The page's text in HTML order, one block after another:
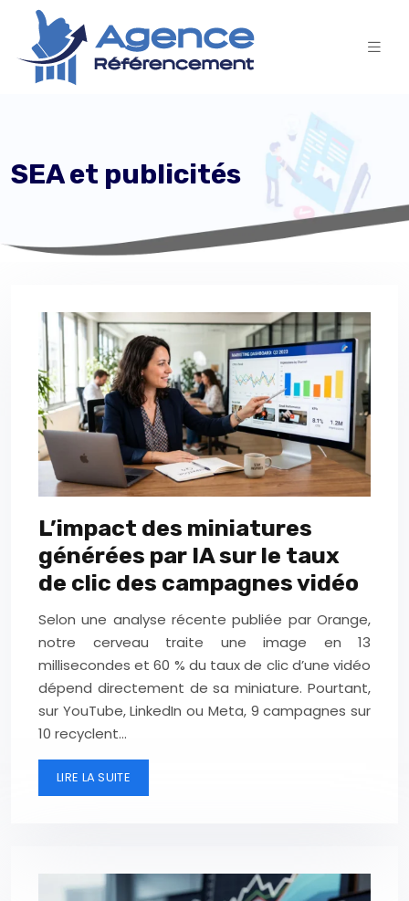
SEA et publicités
L’impact des miniatures
générées par IA sur le taux
de clic des campagnes vidéo
Selon une analyse récente publiée par Orange,
notre cerveau traite une image en 13
millisecondes et 60 % du taux de clic d’une vidéo
dépend directement de sa miniature. Pourtant,
sur YouTube, LinkedIn ou Meta, 9 campagnes sur
10 recyclent…
LIRE LA SUITE